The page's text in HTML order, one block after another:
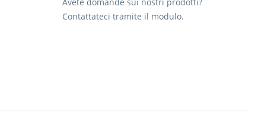
Contattateci tramite il modulo.